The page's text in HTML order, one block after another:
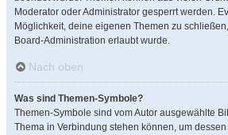
Moderator oder Administrator gesperrt werden.
Möglichkeit, deine eigenen Themen zu
Board-Administration erlaubt wurde.
Nach oben
Was sind Themen-Symbole?
Themen-Symbole sind vom Autor ausgewählte
Thema in Verbindung stehen können, um